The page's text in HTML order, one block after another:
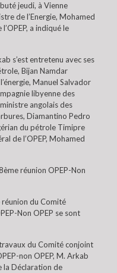
jeudi, à Vienne
de l’Energie, Mohamed
a indiqué le
s’est entretenu avec ses
Bijan Namdar
Manuel Salvador
libyenne des
angolais des
Diamantino Pedro
du pétrole Timipre
de l’OPEP, Mohamed
réunion OPEP-Non
du Comité
Non OPEP se sont
du Comité conjoint
non OPEP, M. Arkab
la Déclaration de